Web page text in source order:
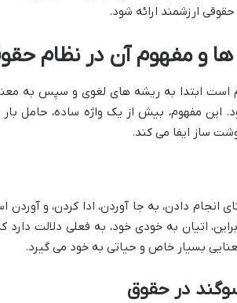
ارزشمند ارائه شود.
و مفهوم آن در نظام
است ابتدا به ریشه های لغوی و سپس به
این مفهوم، بیش از یک واژه ساده، حامل
ساز ایفا می کند.
انجام دادن، به جا آوردن، ادا کردن، و
اتیان به خودی خود، به فعلی دلالت
بسیار خاص و حیاتی به خود می گیرد.
در حقوق